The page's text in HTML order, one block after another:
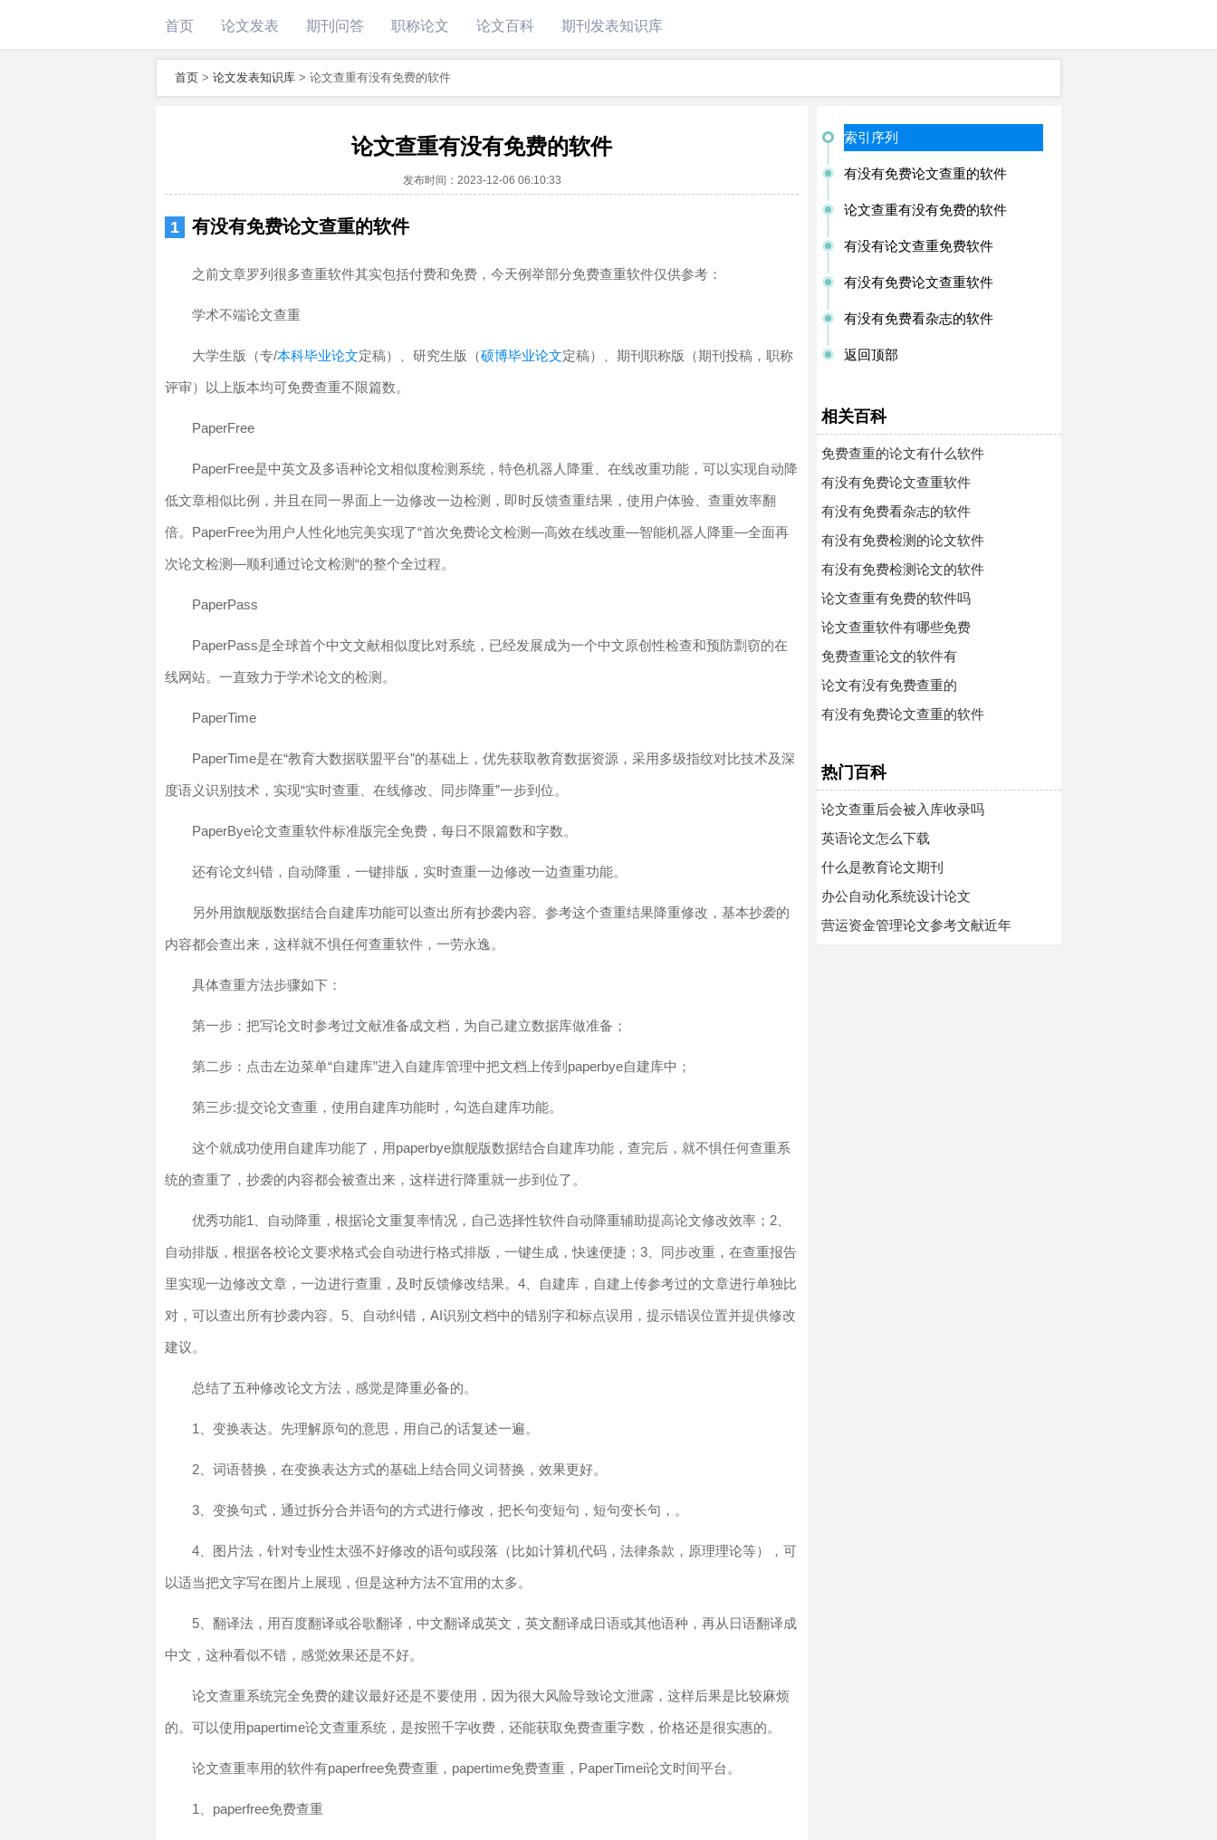
首页 论文发表 期刊问答 职称论文 论文百科 期刊发表知识库
首页 > 论文发表知识库 > 论文查重有没有免费的软件
论文查重有没有免费的软件
发布时间： 2023-12-06 06:10:33
有没有免费论文查重的软件
之前文章罗列很多查重软件其实包括付费和免费，今天例举部分免费查重软件仅供参考：
学术不端论文查重
大学生版（专/本科毕业论文定稿）、研究生版（硕博毕业论文定稿）、期刊职称版（期刊投稿，职称
评审）以上版本均可免费查重不限篇数。
PaperFree
PaperFree是中英文及多语种论文相似度检测系统，特色机器人降重、在线改重功能，可以实现自动降
低文章相似比例，并且在同一界面上一边修改一边检测，即时反馈查重结果，使用户体验、查重效率翻
倍。PaperFree为用户人性化地完美实现了“首次免费论文检测―高效在线改重―智能机器人降重―全面再
次论文检测―顺利通过论文检测“的整个全过程。
PaperPass
PaperPass是全球首个中文文献相似度比对系统，已经发展成为一个中文原创性检查和预防剽窃的在
线网站。一直致力于学术论文的检测。
PaperTime
PaperTime是在“教育大数据联盟平台”的基础上，优先获取教育数据资源，采用多级指纹对比技术及深
度语义识别技术，实现“实时查重、在线修改、同步降重”一步到位。
PaperBye论文查重软件标准版完全免费，每日不限篇数和字数。
还有论文纠错，自动降重，一键排版，实时查重一边修改一边查重功能。
另外用旗舰版数据结合自建库功能可以查出所有抄袭内容。参考这个查重结果降重修改，基本抄袭的
内容都会查出来，这样就不惧任何查重软件，一劳永逸。
具体查重方法步骤如下：
第一步：把写论文时参考过文献准备成文档，为自己建立数据库做准备；
第二步：点击左边菜单“自建库”进入自建库管理中把文档上传到paperbye自建库中；
第三步:提交论文查重，使用自建库功能时，勾选自建库功能。
这个就成功使用自建库功能了，用paperbye旗舰版数据结合自建库功能，查完后，就不惧任何查重系
统的查重了，抄袭的内容都会被查出来，这样进行降重就一步到位了。
优秀功能1、自动降重，根据论文重复率情况，自己选择性软件自动降重辅助提高论文修改效率；2、
自动排版，根据各校论文要求格式会自动进行格式排版，一键生成，快速便捷；3、同步改重，在查重报告
里实现一边修改文章，一边进行查重，及时反馈修改结果。4、自建库，自建上传参考过的文章进行单独比
对，可以查出所有抄袭内容。5、自动纠错，AI识别文档中的错别字和标点误用，提示错误位置并提供修改
建议。
总结了五种修改论文方法，感觉是降重必备的。
1、变换表达。先理解原句的意思，用自己的话复述一遍。
2、词语替换，在变换表达方式的基础上结合同义词替换，效果更好。
3、变换句式，通过拆分合并语句的方式进行修改，把长句变短句，短句变长句，。
4、图片法，针对专业性太强不好修改的语句或段落（比如计算机代码，法律条款，原理理论等），可
以适当把文字写在图片上展现，但是这种方法不宜用的太多。
5、翻译法，用百度翻译或谷歌翻译，中文翻译成英文，英文翻译成日语或其他语种，再从日语翻译成
中文，这种看似不错，感觉效果还是不好。
论文查重系统完全免费的建议最好还是不要使用，因为很大风险导致论文泄露，这样后果是比较麻烦
的。可以使用papertime论文查重系统，是按照千字收费，还能获取免费查重字数，价格还是很实惠的。
论文查重率用的软件有paperfree免费查重，papertime免费查重，PaperTimei论文时间平台。
1、paperfree免费查重
索引序列
有没有免费论文查重的软件
论文查重有没有免费的软件
有没有论文查重免费软件
有没有免费论文查重软件
有没有免费看杂志的软件
返回顶部
相关百科
免费查重的论文有什么软件
有没有免费论文查重软件
有没有免费看杂志的软件
有没有免费检测的论文软件
有没有免费检测论文的软件
论文查重有免费的软件吗
论文查重软件有哪些免费
免费查重论文的软件有
论文有没有免费查重的
有没有免费论文查重的软件
热门百科
论文查重后会被入库收录吗
英语论文怎么下载
什么是教育论文期刊
办公自动化系统设计论文
营运资金管理论文参考文献近年